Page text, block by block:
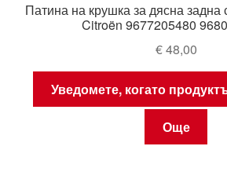
Патина на крушка за дясна задна
Citroën 9677205480
€48,00
Уведомете, когато
Още